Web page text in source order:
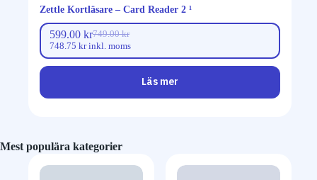
Zettle Kortläsare – Card Reader 2 ¹
749.00kr
599.00 kr
748.75 krinkl. moms
Läs mer
Mest populära kategorier